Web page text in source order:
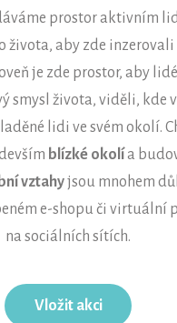
prostor aktivním
života, aby zde inzerovali
je zde prostor, aby
smysl života, viděli, kde
lidi ve svém okolí.
blízké okolía
vztahyjsou mnohem
e-shopu či virtuální
na sociálních sítích.
Vložit akci